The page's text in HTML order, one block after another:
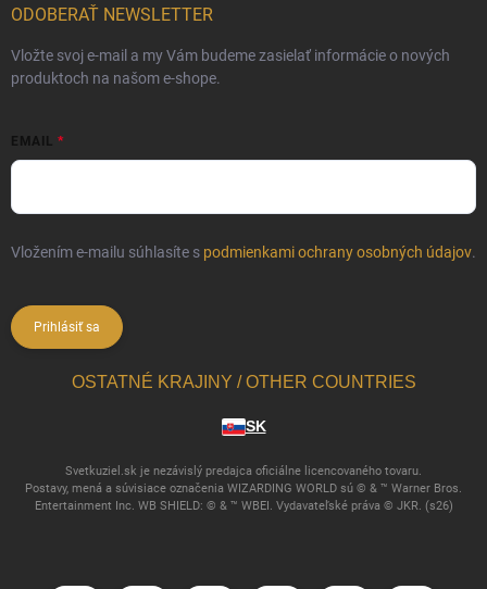
ODOBERAŤ NEWSLETTER
Vložte svoj e-mail a my Vám budeme zasielať informácie o nových
produktoch na našom e-shope.
EMAIL
Vložením e-mailu súhlasíte s podmienkami ochrany osobných údajov.
Prihlásiť sa
OSTATNÉ KRAJINY / OTHER COUNTRIES
SK
Svetkuziel.sk je nezávislý predajca oficiálne licencovaného tovaru.
Postavy, mená a súvisiace označenia WIZARDING WORLD sú © & ™ Warner Bros.
Entertainment Inc. WB SHIELD: © & ™ WBEI. Vydavateľské práva © JKR. (s26)